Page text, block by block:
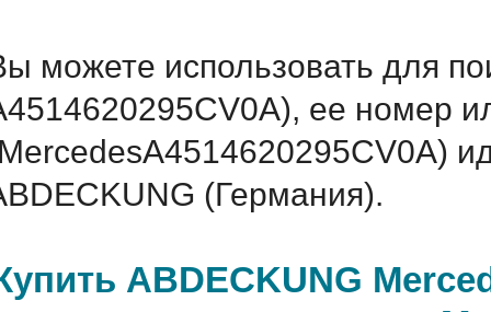
можете использовать для
ее номер
(Германия).
ABDECKUNG